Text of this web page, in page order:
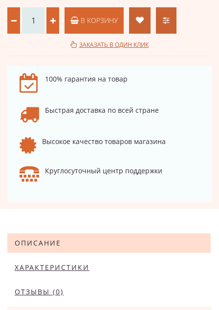
В КОРЗИНУ
ЗАКАЗАТЬ В ОДИН КЛИК
100% гарантия на товар
Быстрая доставка по всей стране
Высокое качество товаров магазина
Круглосуточный центр поддержки
ОПИСАНИЕ
ХАРАКТЕРИСТИКИ
ОТЗЫВЫ (0)